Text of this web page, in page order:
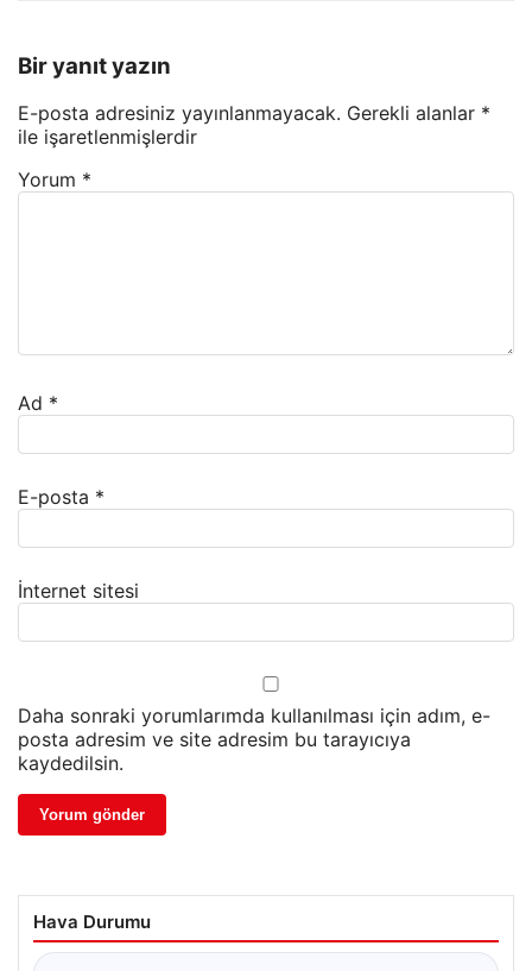
Bir yanıt yazın
E-posta adresiniz yayınlanmayacak. Gerekli alanlar *
ile işaretlenmişlerdir
Yorum *
Ad *
E-posta *
İnternet sitesi
Daha sonraki yorumlarımda kullanılması için adım, e-
posta adresim ve site adresim bu tarayıcıya
kaydedilsin.
Hava Durumu